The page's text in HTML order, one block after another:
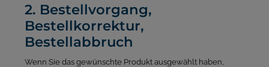
2. Bestellvorgang,
Bestellkorrektur,
Bestellabbruch
Wenn Sie das gewünschte Produkt ausgewählt haben,